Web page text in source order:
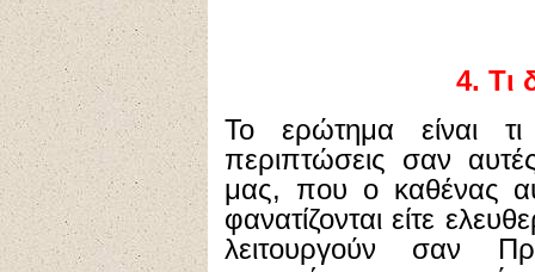
4. Τι
Το ερώτημα είναι
περιπτώσεις σαν
μας, που ο καθένας
φανατίζονται είτε
λειτουργούν σαν